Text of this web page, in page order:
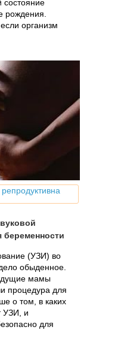
рождения.
организм
репродуктивна
беременности
(УЗИ) во
обыденное.
мамы
процедура для
о том, в каких
УЗИ, и
для